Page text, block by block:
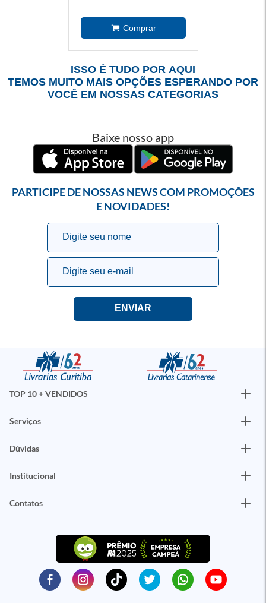
ISSO É TUDO POR AQUI
TEMOS MUITO MAIS OPÇÕES ESPERANDO POR
VOCÊ EM NOSSAS CATEGORIAS
Baixe nosso app
PARTICIPE DE NOSSAS NEWS COM PROMOÇÕES
E NOVIDADES!
TOP 10 + VENDIDOS
Serviços
Dúvidas
Institucional
Contatos